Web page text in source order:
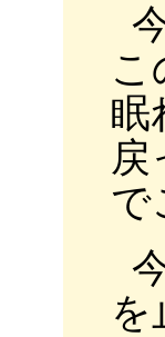
こ
眠
戻
で
を